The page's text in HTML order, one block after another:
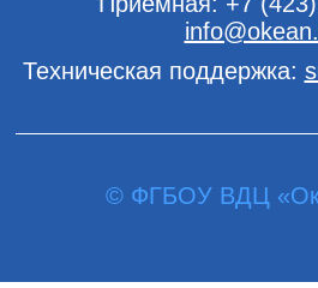
Техническая поддержка:
© ФГБОУ ВДЦ